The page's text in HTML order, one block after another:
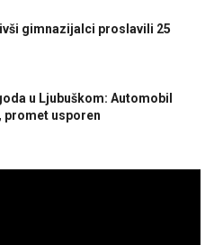
gimnazijalci proslavili 25
u Ljubuškom: Automobil
promet usporen